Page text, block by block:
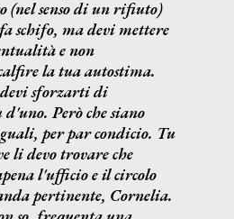
(nel senso di un rifiuto)
schifo, ma devi mettere
e non
la tua autostima.
sforzarti di
Però che siano
per par condicio. Tu
li devo trovare che
l'ufficio e il circolo
pertinente, Cornelia.